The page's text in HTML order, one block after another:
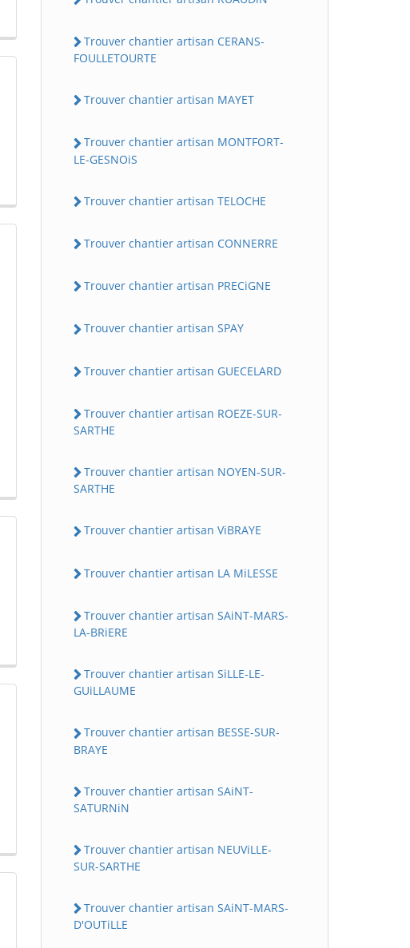
Trouver chantier artisan CERANS-
FOULLETOURTE
Trouver chantier artisan MAYET
Trouver chantier artisan MONTFORT-
LE-GESNOiS
Trouver chantier artisan TELOCHE
Trouver chantier artisan CONNERRE
Trouver chantier artisan PRECiGNE
Trouver chantier artisan SPAY
Trouver chantier artisan GUECELARD
Trouver chantier artisan ROEZE-SUR-
SARTHE
Trouver chantier artisan NOYEN-SUR-
SARTHE
Trouver chantier artisan ViBRAYE
Trouver chantier artisan LA MiLESSE
Trouver chantier artisan SAiNT-MARS-
LA-BRiERE
Trouver chantier artisan SiLLE-LE-
GUiLLAUME
Trouver chantier artisan BESSE-SUR-
BRAYE
Trouver chantier artisan SAiNT-
SATURNiN
Trouver chantier artisan NEUViLLE-
SUR-SARTHE
Trouver chantier artisan SAiNT-MARS-
D'OUTiLLE